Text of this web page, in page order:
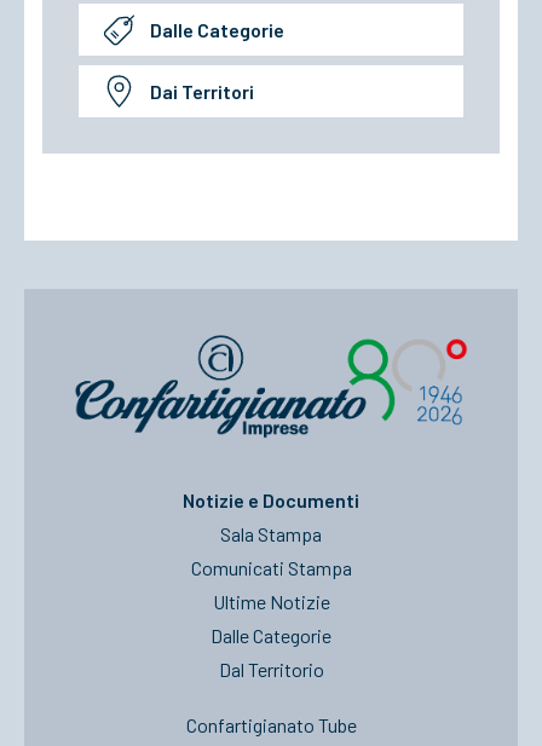
Dalle Categorie
Dai Territori
Notizie e Documenti
Sala Stampa
Comunicati Stampa
Ultime Notizie
Dalle Categorie
Dal Territorio
Confartigianato Tube